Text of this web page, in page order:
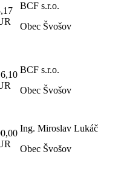
BCF s.r.o.
Obec Švošov
BCF s.r.o.
Obec Švošov
Ing. Miroslav Lukáč
Obec Švošov